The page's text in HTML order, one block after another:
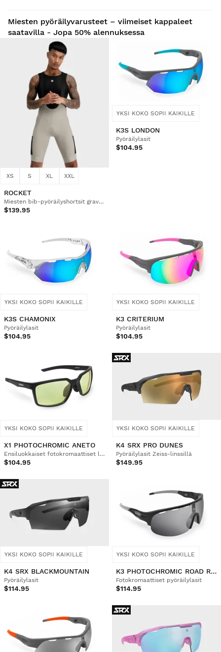
Miesten pyöräilyvarusteet – viimeiset kappaleet
saatavilla - Jopa 50% alennuksessa
XS S XL XXL
ROCKET
Miesten bib-pyöräilyshortsit graveliin
$139.95
YKSI KOKO SOPII KAIKILLE
K3S LONDON
Pyöräilylasit
$104.95
YKSI KOKO SOPII KAIKILLE
K3S CHAMONIX
Pyöräilylasit
$104.95
YKSI KOKO SOPII KAIKILLE
K3 CRITERIUM
Pyöräilylasit
$104.95
YKSI KOKO SOPII KAIKILLE
X1 PHOTOCHROMIC ANETO
Ensiluokkaiset fotokromaattiset lasit
$104.95
YKSI KOKO SOPII KAIKILLE
K4 SRX PRO DUNES
Pyöräilylasit Zeiss-linssillä
$149.95
YKSI KOKO SOPII KAIKILLE
K4 SRX BLACKMOUNTAIN
Pyöräilylasit
$114.95
YKSI KOKO SOPII KAIKILLE
K3 PHOTOCHROMIC ROAD RACE
Fotokromaattiset pyöräilylasit
$114.95